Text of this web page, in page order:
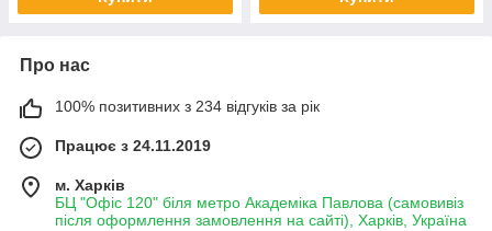
Про нас
100% позитивних з 234 відгуків за рік
Працює з 24.11.2019
м. Харків
БЦ "Офіс 120" біля метро Академіка Павлова (самовивіз
після оформлення замовлення на сайті), Харків, Україна